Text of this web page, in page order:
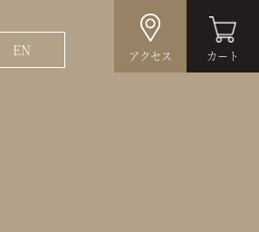
EN アクセス カート